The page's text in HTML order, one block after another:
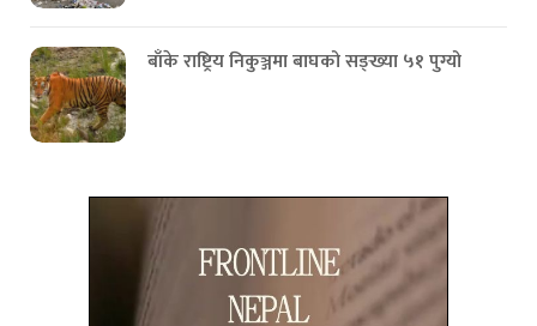
बाँके राष्ट्रिय निकुञ्जमा बाघको सङ्ख्या ५१ पुग्यो